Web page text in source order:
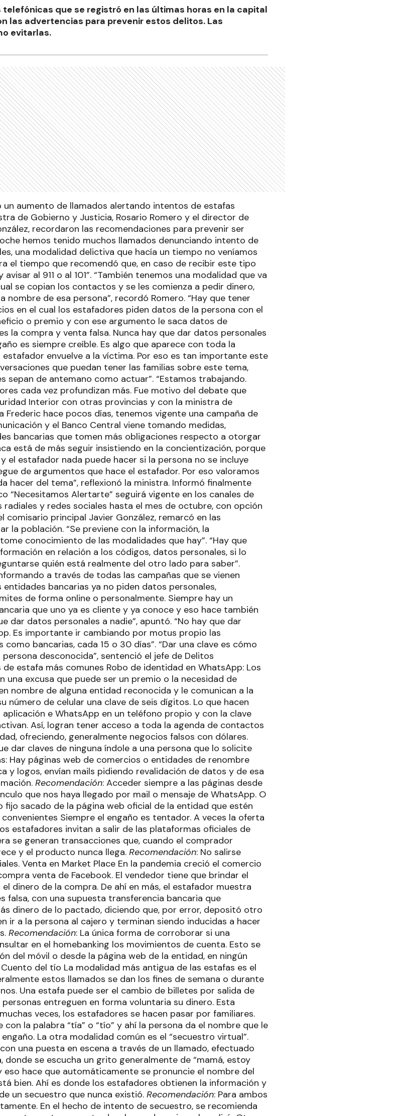
que se registró en las últimas horas en la capital
las advertencias para prevenir estos delitos. Las
evitarlas.
un aumento de llamados alertando intentos de estafas
de Gobierno y Justicia, Rosario Romero y el director de
recordaron las recomendaciones para prevenir ser
hemos tenido muchos llamados denunciando intento de
una modalidad delictiva que hacía un tiempo no veníamos
el tiempo que recomendó que, en caso de recibir este tipo
al 911 o al 101”. “También tenemos una modalidad que va
se copian los contactos y se les comienza a pedir dinero,
nombre de esa persona”, recordó Romero. “Hay que tener
en el cual los estafadores piden datos de la persona con el
o premio y con ese argumento le saca datos de
la compra y venta falsa. Nunca hay que dar datos personales
es siempre creíble. Es algo que aparece con toda la
envuelve a la víctima. Por eso es tan importante este
que puedan tener las familias sobre este tema,
sepan de antemano como actuar”. “Estamos trabajando.
cada vez profundizan más. Fue motivo del debate que
Interior con otras provincias y con la ministra de
Frederic hace pocos días, tenemos vigente una campaña de
y el Banco Central viene tomando medidas,
bancarias que tomen más obligaciones respecto a otorgar
está de más seguir insistiendo en la concientización, porque
el estafador nada puede hacer si la persona no se incluye
de argumentos que hace el estafador. Por eso valoramos
hacer del tema”, reflexionó la ministra. Informó finalmente
“Necesitamos Alertarte” seguirá vigente en los canales de
radiales y redes sociales hasta el mes de octubre, con opción
comisario principal Javier González, remarcó en las
la población. “Se previene con la información, la
conocimiento de las modalidades que hay”. “Hay que
en relación a los códigos, datos personales, si lo
quién está realmente del otro lado para saber”.
a través de todas las campañas que se vienen
entidades bancarias ya no piden datos personales,
de forma online o personalmente. Siempre hay un
que uno ya es cliente y ya conoce y eso hace también
dar datos personales a nadie”, apuntó. “No hay que dar
Es importante ir cambiando por motus propio las
bancarias, cada 15 o 30 días”. “Dar una clave es cómo
desconocida”, sentenció el jefe de Delitos
estafa más comunes Robo de identidad en WhatsApp: Los
una excusa que puede ser un premio o la necesidad de
nombre de alguna entidad reconocida y le comunican a la
número de celular una clave de seis dígitos. Lo que hacen
e WhatsApp en un teléfono propio y con la clave
Así, logran tener acceso a toda la agenda de contactos
ofreciendo, generalmente negocios falsos con dólares.
dar claves de ninguna índole a una persona que lo solicite
Hay páginas web de comercios o entidades de renombre
y logos, envían mails pidiendo revalidación de datos y de esa
Recomendación: Acceder siempre a las páginas desde
que nos haya llegado por mail o mensaje de WhatsApp. O
fijo sacado de la página web oficial de la entidad que estén
Siempre el engaño es tentador. A veces la oferta
estafadores invitan a salir de las plataformas oficiales de
se generan transacciones que, cuando el comprador
y el producto nunca llega. Recomendación: No salirse
Venta en Market Place En la pandemia creció el comercio
venta de Facebook. El vendedor tiene que brindar el
dinero de la compra. De ahí en más, el estafador muestra
falsa, con una supuesta transferencia bancaria que
dinero de lo pactado, diciendo que, por error, depositó otro
ir a la persona al cajero y terminan siendo inducidas a hacer
Recomendación: La única forma de corroborar si una
en el homebanking los movimientos de cuenta. Esto se
del móvil o desde la página web de la entidad, en ningún
del tío La modalidad más antigua de las estafas es el
estos llamados se dan los fines de semana o durante
Una estafa puede ser el cambio de billetes por salida de
entreguen en forma voluntaria su dinero. Esta
veces, los estafadores se hacen pasar por familiares.
con la palabra “tía” o “tío” y ahí la persona da el nombre que le
La otra modalidad común es el “secuestro virtual”.
una puesta en escena a través de un llamado, efectuado
donde se escucha un grito generalmente de “mamá, estoy
hace que automáticamente se pronuncie el nombre del
bien. Ahí es donde los estafadores obtienen la información y
un secuestro que nunca existió. Recomendación: Para ambos
En el hecho de intento de secuestro, se recomienda